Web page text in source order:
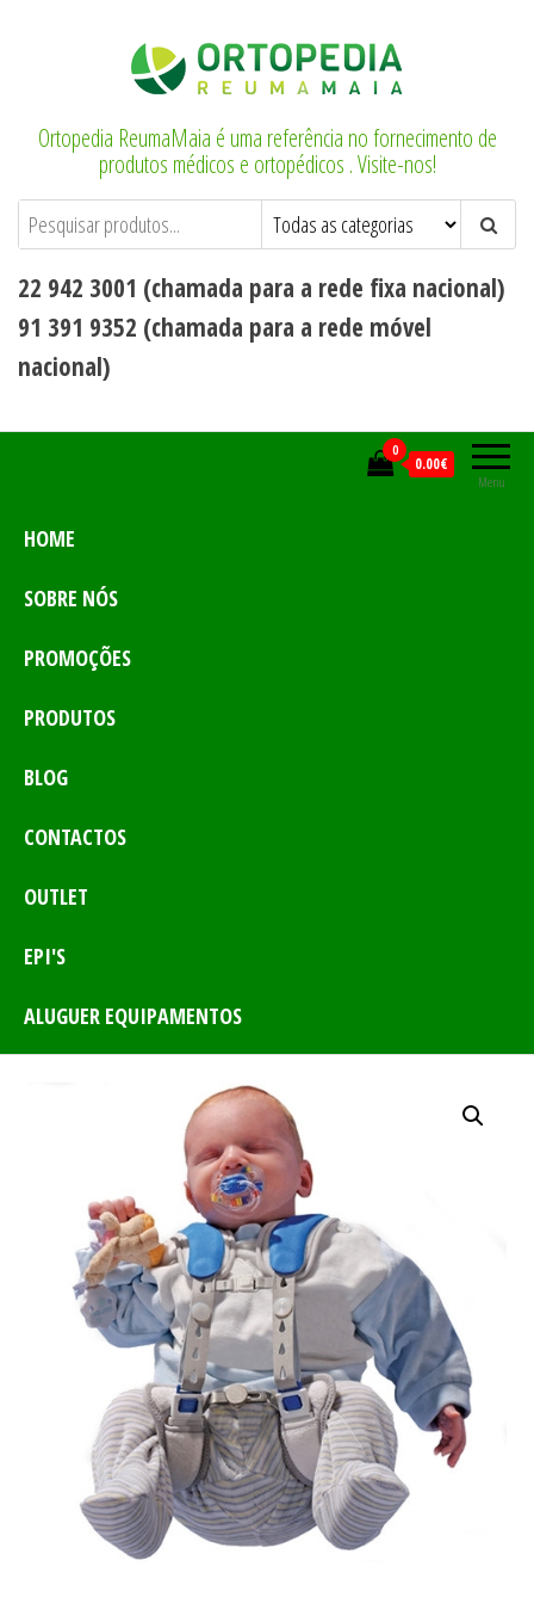
Ortopedia ReumaMaia é uma referência no fornecimento de
produtos médicos e ortopédicos . Visite-nos!
22 942 3001 (chamada para a rede fixa nacional)
91 391 9352 (chamada para a rede móvel
nacional)
Menu
0
0.00€
HOME
SOBRE NÓS
PROMOÇÕES
PRODUTOS
BLOG
CONTACTOS
OUTLET
EPI'S
ALUGUER EQUIPAMENTOS